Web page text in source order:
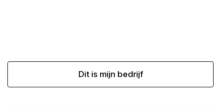
Dit is mijn bedrijf